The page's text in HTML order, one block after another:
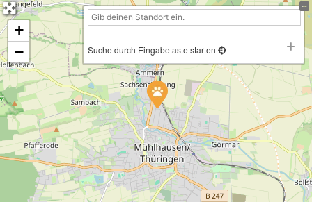
+
−
Suche durch Eingabetaste starten